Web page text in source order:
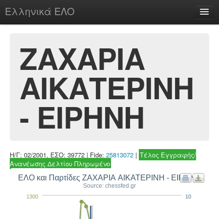
Ελληνικά ΕΛΟ
chesstu.be @ discord
Login
ΖΑΧΑΡΙΑ
ΑΙΚΑΤΕΡΙΝΗ
- ΕΙΡΗΝΗ
Η/Γ: 02/2001, ΕΣΟ: 39772 | Fide: 25813072 | Τέλος Εγγραφής/
Ανανέωσης Δελτίου Πληρωμένο
ΕΛΟ και Παρτίδες ΖΑΧΑΡΙΑ ΑΙΚΑΤΕΡΙΝΗ - ΕΙΡΗΝΗ
Source: chessfed.gr
1300 10